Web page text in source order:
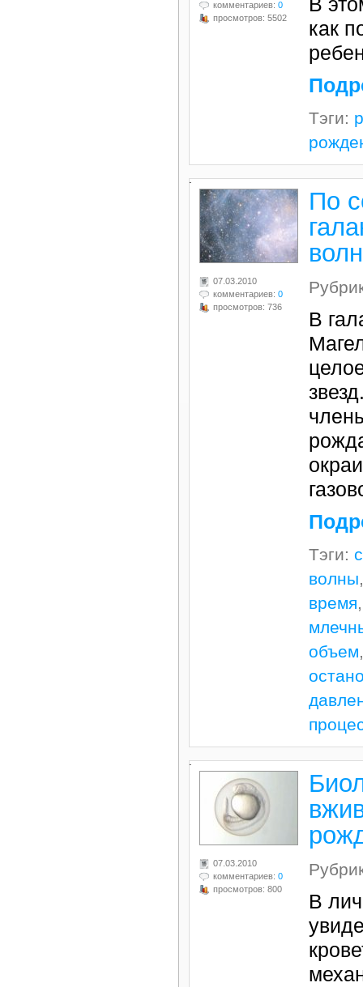
комментариев: 0
просмотров: 5502
В
как
Тэги:
.
07.03.2010
комментариев: 0
просмотров: 736
По
В
Тэги:
волны
время
объем
.
07.03.2010
комментариев: 0
просмотров: 800
В